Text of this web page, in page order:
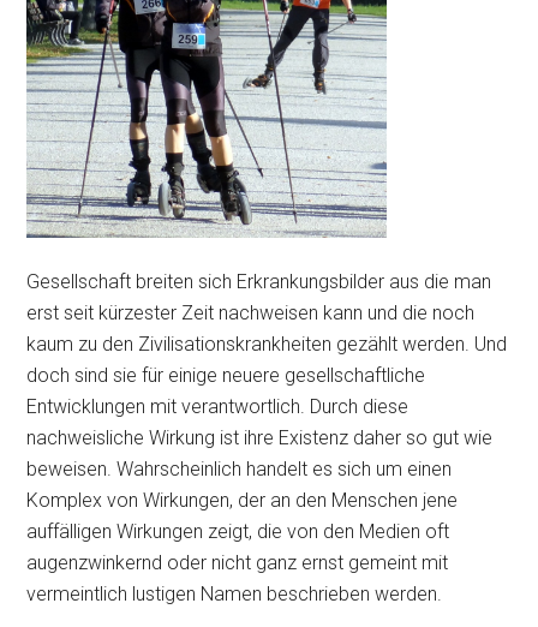
Gesellschaft breiten sich Erkrankungsbilder aus die man
erst seit kürzester Zeit nachweisen kann und die noch
kaum zu den Zivilisationskrankheiten gezählt werden. Und
doch sind sie für einige neuere gesellschaftliche
Entwicklungen mit verantwortlich. Durch diese
nachweisliche Wirkung ist ihre Existenz daher so gut wie
beweisen. Wahrscheinlich handelt es sich um einen
Komplex von Wirkungen, der an den Menschen jene
auffälligen Wirkungen zeigt, die von den Medien oft
augenzwinkernd oder nicht ganz ernst gemeint mit
vermeintlich lustigen Namen beschrieben werden.